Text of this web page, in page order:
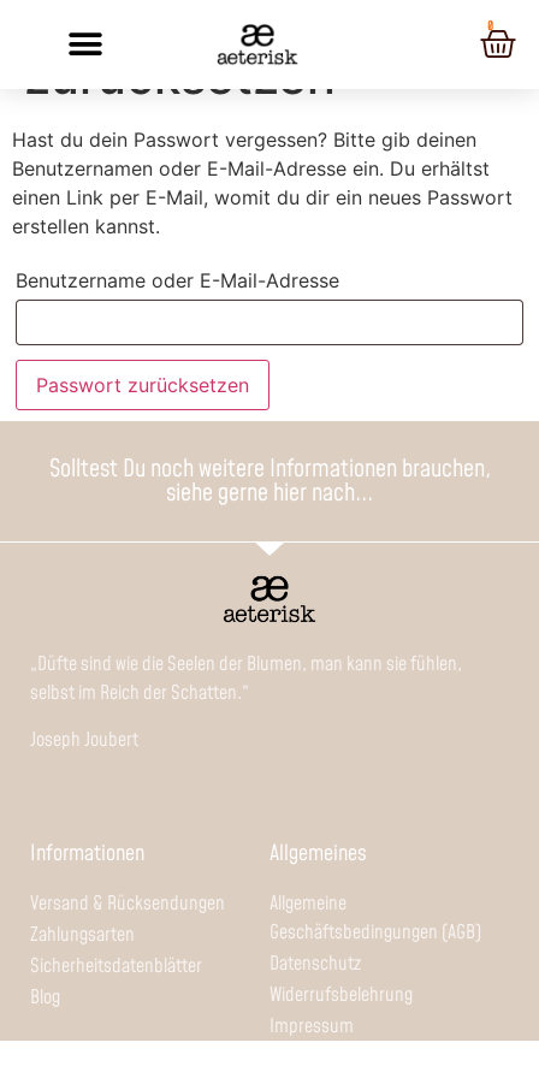
0
Passwort
zurücksetzen
Hast du dein Passwort vergessen? Bitte gib deinen
Benutzernamen oder E-Mail-Adresse ein. Du erhältst
einen Link per E-Mail, womit du dir ein neues Passwort
erstellen kannst.
Benutzername oder E-Mail-Adresse
Passwort zurücksetzen
Solltest Du noch weitere Informationen brauchen,
siehe gerne hier nach...
„Düfte sind wie die Seelen der Blumen, man kann sie fühlen,
selbst im Reich der Schatten.“
Joseph Joubert
Informationen
Versand & Rücksendungen
Zahlungsarten
Sicherheitsdatenblätter
Blog
Allgemeines
Allgemeine
Geschäftsbedingungen (AGB)
Datenschutz
Widerrufsbelehrung
Impressum